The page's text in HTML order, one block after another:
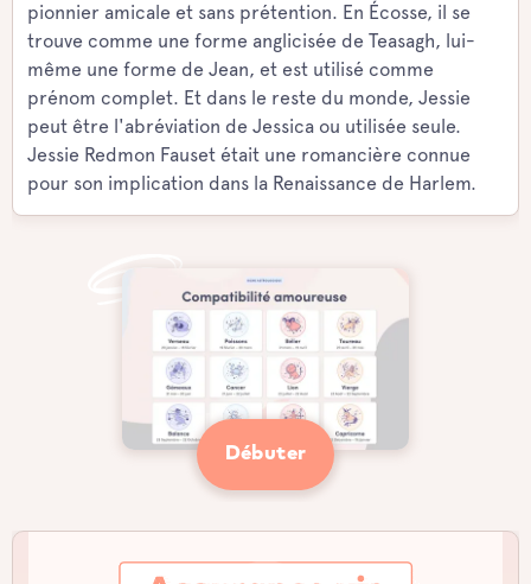
pionnier amicale et sans prétention. En Écosse, il se
trouve comme une forme anglicisée de Teasagh, lui-
même une forme de Jean, et est utilisé comme
prénom complet. Et dans le reste du monde, Jessie
peut être l'abréviation de Jessica ou utilisée seule.
Jessie Redmon Fauset était une romancière connue
pour son implication dans la Renaissance de Harlem.
Débuter